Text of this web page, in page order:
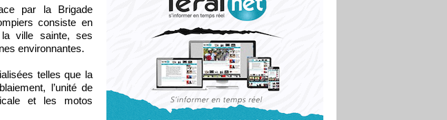
par la Brigade
consiste en
ville sainte, ses
environnantes.
telles que la
l’unité de
et les motos